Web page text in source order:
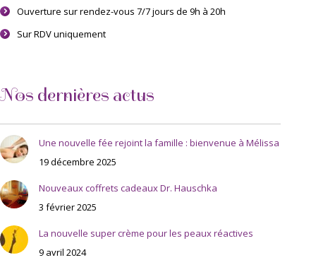
Ouverture sur rendez-vous 7/7 jours de 9h à 20h
Sur RDV uniquement
Nos dernières actus
Une nouvelle fée rejoint la famille : bienvenue à Mélissa
19 décembre 2025
Nouveaux coffrets cadeaux Dr. Hauschka
3 février 2025
La nouvelle super crème pour les peaux réactives
9 avril 2024